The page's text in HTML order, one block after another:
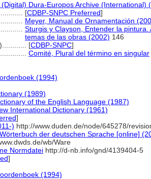
Dura-Europos Archive (International)
[CDBP-SNPC Preferred]
Meyer, Manual de Ornamentación
Sturgis y Clayson, Entender la
temas de las obras (2002) 146
[CDBP-SNPC]
Comité, Plural del término en singular
(1994)
(1989)
of the English Language (1987)
International Dictionary (1961)
]
) http://www.duden.de/node/645278/
der deutschen Sprache [online]
wb/Ware
Normdatei http://d-nb.info/gnd/4139404-5
]
(1994)